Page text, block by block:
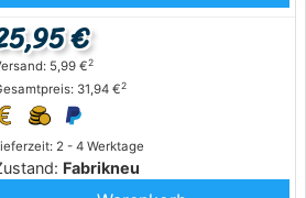
2 - 4 Werktage
Fabrikneu
€
5,99 €2
31,94 €2